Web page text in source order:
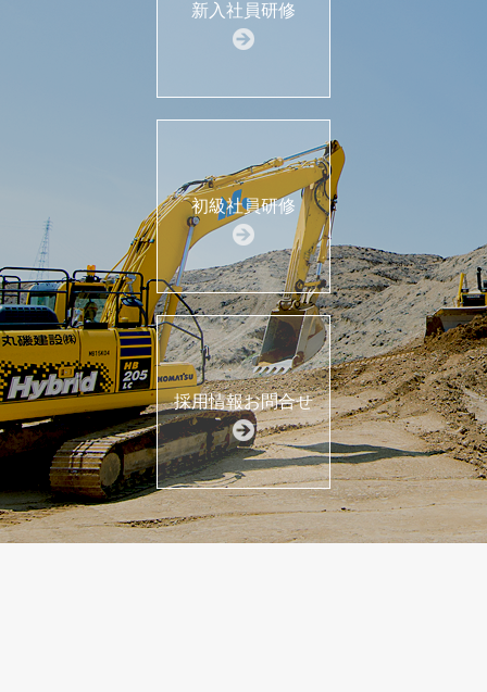
新入社員研修
初級社員研修
採用情報お問合せ